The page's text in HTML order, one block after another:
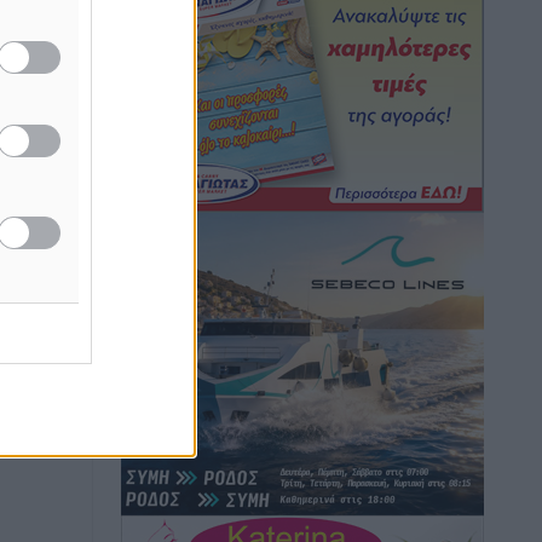
το
Ο Ακύλας στη Ρόδο 10 Αυγούστου στο
βοηθητικό στάδιο Διαγόρα
Πολιτιστικά πριν 33 λεπτά
Τη χρηματοδότηση των καμένων
εκτάσεων στην Κάλυμνο, των
αναγκαίων αντιπλημμυρικών και
ενίσχυση αγροτών και κτηνοτρόφων
που υπέστησαν ζημιές, ζητά ο Μάνος
Κόνσολας
Τοπικές Ειδήσεις πριν 38 λεπτά
Θεσμοθετείται από σήμερα το
νέο Ειδικό Χωροταξικό Πλαίσιο για τον
Τουρισμό με κοινή υπουργική
απόφαση
Ειδήσεις • πριν 52 λεπτά